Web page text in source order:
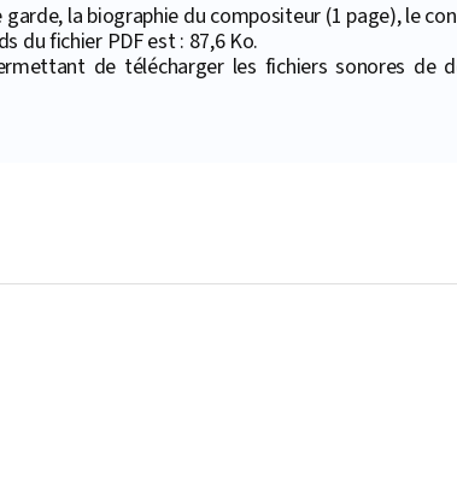
la biographie du compositeur (1 page), le
du fichier PDF est : 87,6 Ko.
de télécharger les fichiers sonores de